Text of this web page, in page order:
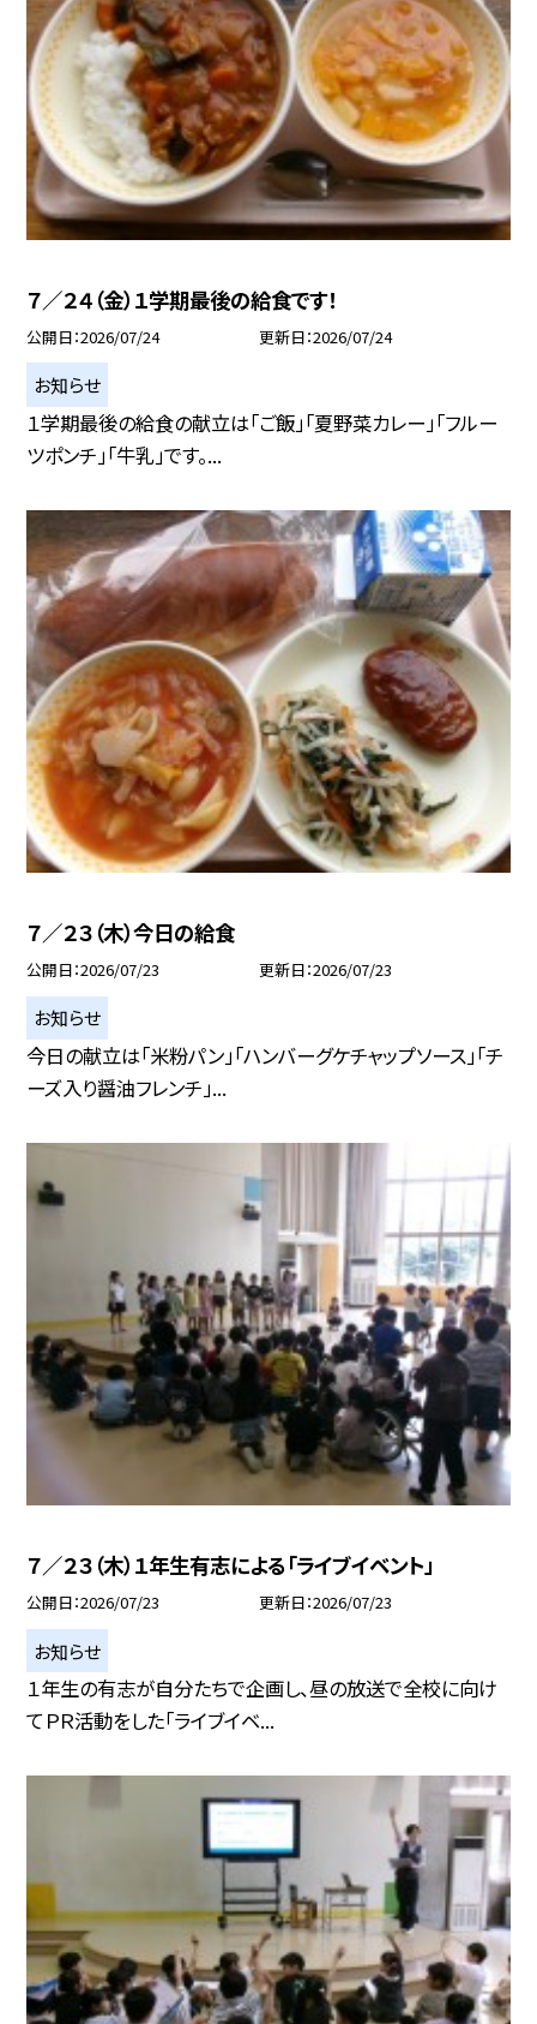
７／２４（金）１学期最後の給食です！
公開日 2026/07/24 更新日 2026/07/24
お知らせ
１学期最後の給食の献立は「ご飯」「夏野菜カレー」「フルー
ツポンチ」「牛乳」です。...
７／２３（木）今日の給食
公開日 2026/07/23 更新日 2026/07/23
お知らせ
今日の献立は「米粉パン」「ハンバーグケチャップソース」「チ
ーズ入り醤油フレンチ」...
７／２３（木）１年生有志による「ライブイベント」
公開日 2026/07/23 更新日 2026/07/23
お知らせ
１年生の有志が自分たちで企画し、昼の放送で全校に向け
てＰＲ活動をした「ライブイベ...